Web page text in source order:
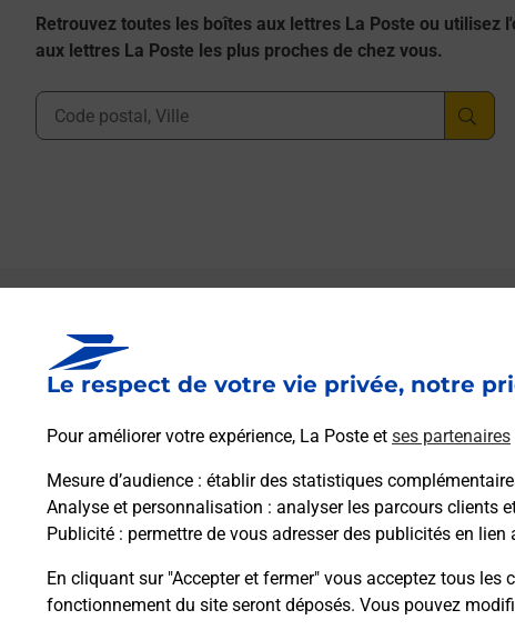
Le respect de votre vie privée, notre
Pour améliorer votre expérience, La Poste et ses partenaires
Mesure d’audience : établir des statistiques
Analyse et personnalisation : analyser les parcours clients
Publicité : permettre de vous adresser des publicités en
En cliquant sur "Accepter et fermer" vous acceptez tous
fonctionnement du site seront déposés. Vous pouvez
Retrouvez toutes les boîtes aux lettres La Poste ou
aux lettres La Poste les plus proches de chez vous.
Ville, Département, Code Postal
Boîte aux lettres La Poste
Prochaine collecte du courrier samedi à
19190 Palazinges
Itinéraire